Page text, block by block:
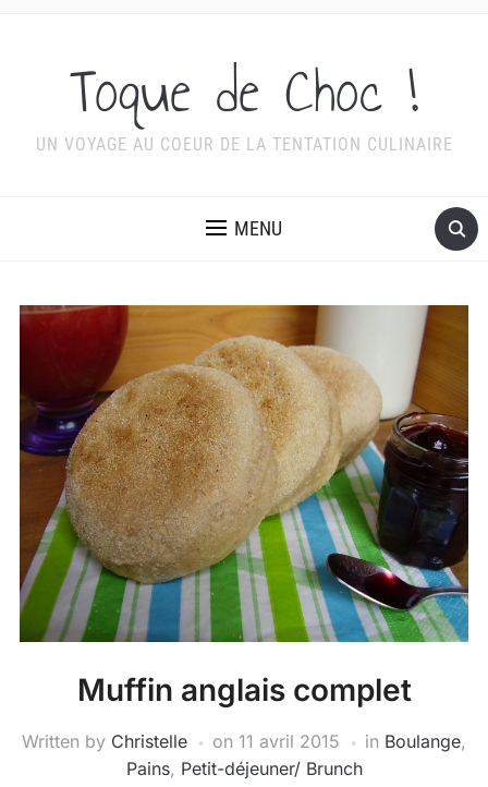
Toque de Choc !
UN VOYAGE AU COEUR DE LA TENTATION CULINAIRE
MENU
Muffin anglais complet
Written by Christelle on 11 avril 2015 in Boulange,
Pains, Petit-déjeuner/ Brunch